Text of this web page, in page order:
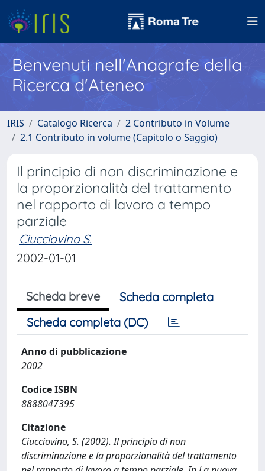
Benvenuti nell'Anagrafe della
Ricerca d'Ateneo
IRIS Catalogo Ricerca
2 Contributo in Volume
2.1 Contributo in volume (Capitolo o Saggio)
Il principio di non discriminazione e
la proporzionalità del trattamento
nel rapporto di lavoro a tempo
parziale
Ciucciovino S.
2002-01-01
Scheda breve
Scheda completa
Scheda completa (DC)
Anno di pubblicazione
2002
Codice ISBN
8888047395
Citazione
Ciucciovino, S. (2002). Il principio di non
discriminazione e la proporzionalità del trattamento